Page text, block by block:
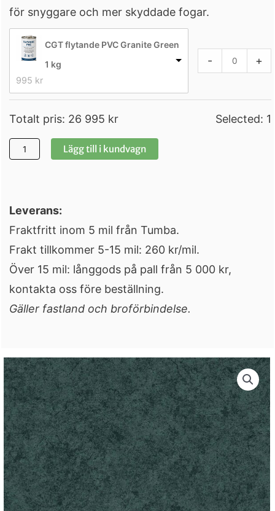
för snyggare och mer skyddade fogar.
CGT flytande PVC Granite Green
1 kg
995 kr
- +
Totalt pris: 26 995 kr Selected: 1
Lägg till i kundvagn
Leverans:
Fraktfritt inom 5 mil från Tumba.
Frakt tillkommer 5-15 mil: 260 kr/mil.
Över 15 mil: långgods på pall från 5 000 kr,
kontakta oss före beställning.
Gäller fastland och broförbindelse.